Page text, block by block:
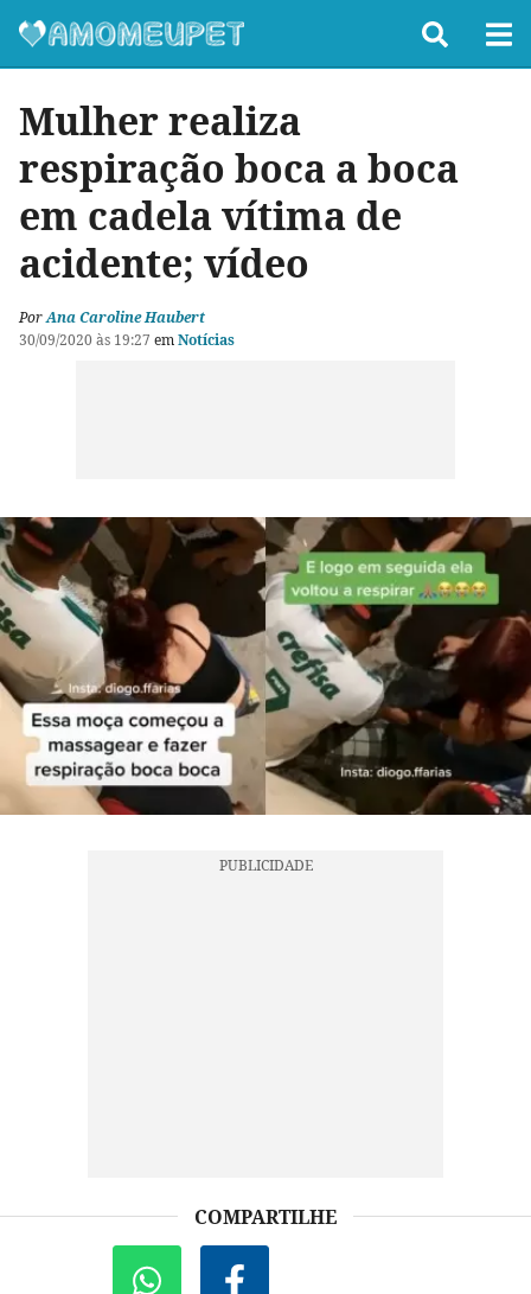
Mulher realiza
respiração boca a boca
em cadela vítima de
acidente; vídeo
PorAna Caroline Haubert
30/09/2020 às 19:27 emNotícias
COMPARTILHE